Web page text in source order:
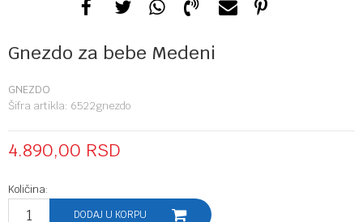
Gnezdo za bebe Medeni
GNEZDO
Šifra artikla: 6522gnezdo
4.890,00 RSD
Količina:
DODAJ U KORPU